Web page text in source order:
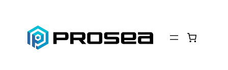
contenido